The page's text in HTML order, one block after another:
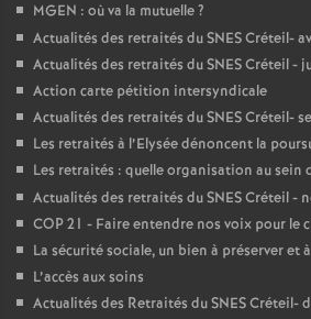
MGEN : où va la mutuelle?
Actualités des retraités duSNESCréteil-
Actualités des retraités duSNESCréteil -
Action carte pétition intersyndicale
Actualités des retraités duSNESCréteil-
Les retraités à l’Elysée dénoncent la
Les retraités : quelle organisation au sein
Actualités des retraités duSNESCréteil -
COP21 - Faire entendre nos voix pour le
La sécurité sociale, un bien à préserver et
L’accès aux soins
Actualités des Retraités duSNESCréteil-